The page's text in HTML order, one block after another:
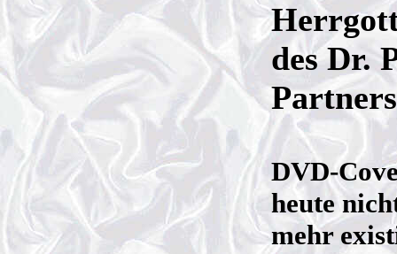
des Dr.
DVD-
heute
mehr